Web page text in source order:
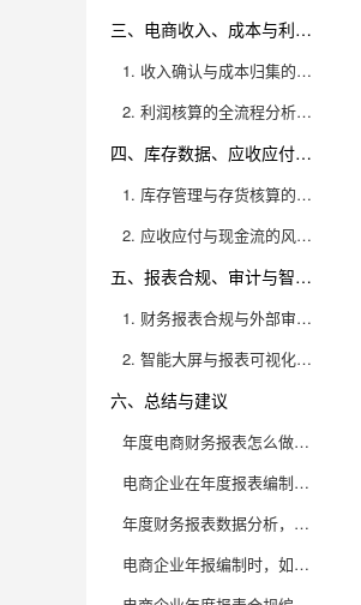
三、电商收入、成本与利润的专业核算逻辑
1. 收入确认与成本归集的行业特殊性
2. 利润核算的全流程分析与真实反映
四、库存数据、应收应付与现金流的高效管理
1. 库存管理与存货核算的实用方法
2. 应收应付与现金流的风险防控
五、报表合规、审计与智能大屏可视化的落地技巧
1. 财务报表合规与外部审计要点
2. 智能大屏与报表可视化的实战落地
六、总结与建议
年度电商财务报表怎么做才能既合规又高效？
电商企业在年度报表编制过程中，哪些常见坑需要提前规避？
年度财务报表数据分析，电商企业如何挖掘经营风险和增长机会？
电商企业年报编制时，如何高效整合多系统数据，避免人工出错？